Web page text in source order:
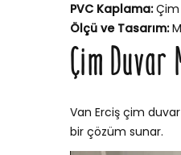
PVC Kaplama:Çim
Ölçü ve Tasarım:
Çim
Van Erciş çim
bir çözüm sunar.